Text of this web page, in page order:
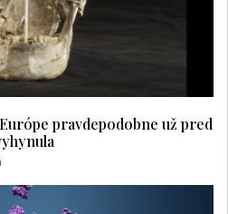
pravdepodobne už pred